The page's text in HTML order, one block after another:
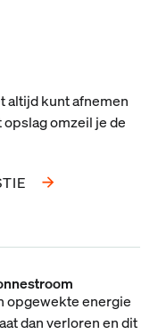
altijd kunt afnemen
omzeil je de
opgewekte energie
dan verloren en dit